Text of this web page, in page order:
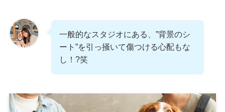
一般的なスタジオにある、”背景のシ
ート”を引っ掻いて傷つける心配もな
し！?笑